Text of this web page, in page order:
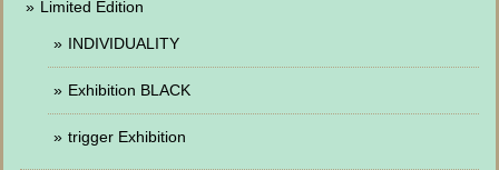
Limited Edition
INDIVIDUALITY
Exhibition BLACK
trigger Exhibition